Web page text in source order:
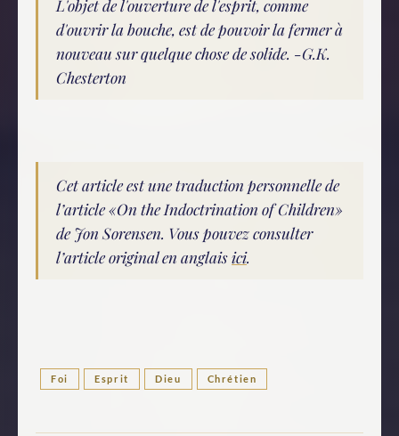
L'objet de l'ouverture de l'esprit, comme
d'ouvrir la bouche, est de pouvoir la fermer à
nouveau sur quelque chose de solide. -G.K.
Chesterton
Cet article est une traduction personnelle de
l’article «On the Indoctrination of Children»
de Jon Sorensen. Vous pouvez consulter
l’article original en anglaisici.
Foi Esprit Dieu Chrétien